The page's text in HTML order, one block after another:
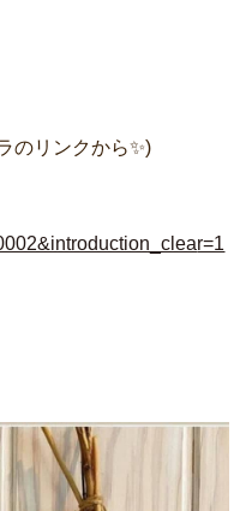
のリンクから✨)
r=1